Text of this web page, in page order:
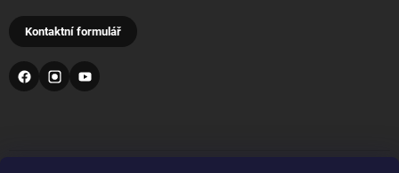
Kontaktní formulář